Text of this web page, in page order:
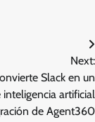
Next:
Slack en un
artificial
de Agent360